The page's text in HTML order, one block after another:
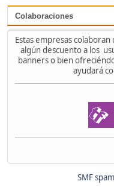
Colaboraciones
Estas empresas colaboran
algún descuento a los
banners o bien
ayudará
SMF spam